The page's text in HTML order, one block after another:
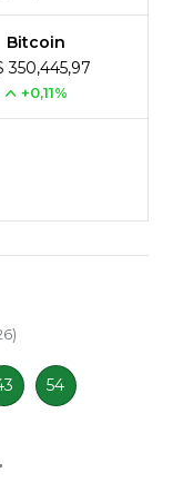
Bitcoin
350,445,97
+0,11%
54